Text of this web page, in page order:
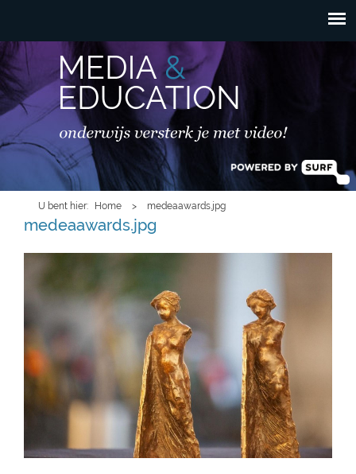
Overslaan en naar de
inhoud gaan
HOOFDMENU
U bent hier Home > medeaawards.jpg
medeaawards.jpg